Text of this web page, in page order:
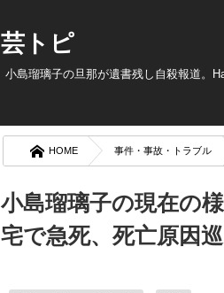
芸トピ
小島瑠璃子の旦那が遺書残し自殺報道。
HOME 事件・事故・トラブル
小島瑠璃子の現在の
宅で急死、死亡原因